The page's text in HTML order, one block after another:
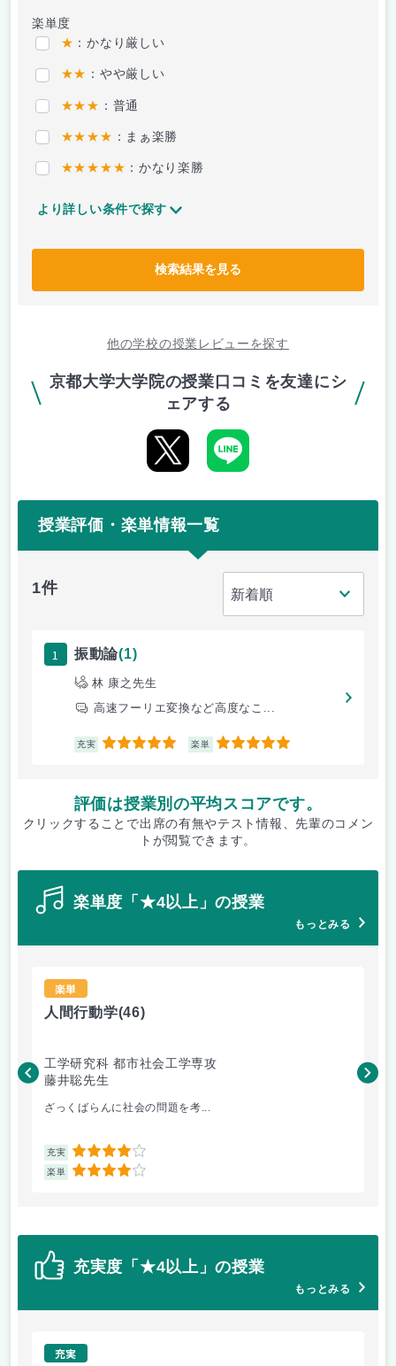
楽単度
★ ：かなり厳しい
★★ ：やや厳しい
★★★ ：普通
★★★★ ：まぁ楽勝
★★★★★ ：かなり楽勝
より詳しい条件で探す
検索結果を見る
他の学校の授業レビューを探す
京都大学大学院の授業口コミを友達にシ
ェアする
授業評価・楽単情報一覧
1件
1 振動論(1)
林 康之先生
高速フーリエ変換など高度なこ...
充実 5 楽単 5
評価は授業別の平均スコアです。
クリックすることで出席の有無やテスト情報、先輩のコメン
トが閲覧できます。
楽単度「★4以上」の授業
もっとみる
楽単
人間行動学(46)
工学研究科 都市社会工学専攻
藤井聡先生
ざっくばらんに社会の問題を考...
充実 4
楽単 4
藤
充実度「★4以上」の授業
もっとみる
充実